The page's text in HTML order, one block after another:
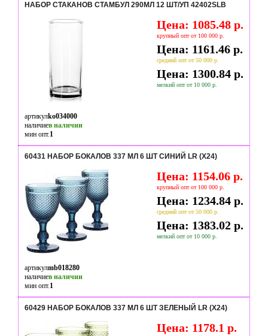
НАБОР СТАКАНОВ СТАМБУЛ 290МЛ 12 ШТ/УП 42402SLB
Цена: 1085.48 р.
крупный опт от 100 000 р.
Цена: 1161.46 р.
средний опт от 50 000 р.
Цена: 1300.84 р.
мелкий опт от 10 000 р.
артикулko034000
наличиев наличии
мин опт.1
60431 НАБОР БОКАЛОВ 337 МЛ 6 ШТ СИНИЙ LR (Х24)
Цена: 1154.06 р.
крупный опт от 100 000 р.
Цена: 1234.84 р.
средний опт от 50 000 р.
Цена: 1383.02 р.
мелкий опт от 10 000 р.
артикулmb018280
наличиев наличии
мин опт.1
60429 НАБОР БОКАЛОВ 337 МЛ 6 ШТ ЗЕЛЕНЫЙ LR (Х24)
Цена: 1178.1 р.